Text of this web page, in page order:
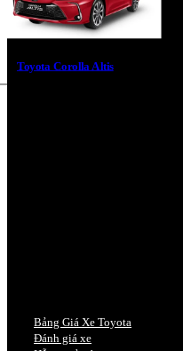
Toyota Corolla Altis
Bảng Giá Xe Toyota
Đánh giá xe